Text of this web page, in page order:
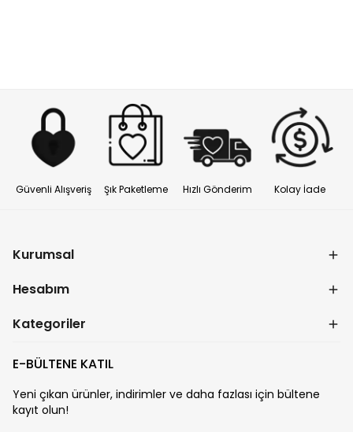
Güvenli Alışveriş Şık Paketleme Hızlı Gönderim Kolay İade
Kurumsal
Hesabım
Kategoriler
E-BÜLTENE KATIL
Yeni çıkan ürünler, indirimler ve daha fazlası için bültene
kayıt olun!